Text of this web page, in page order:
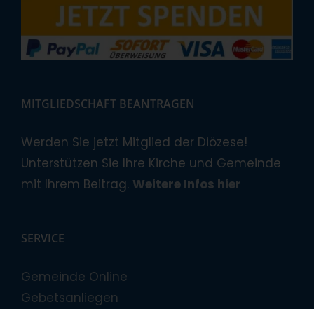
MITGLIEDSCHAFT BEANTRAGEN
Werden Sie jetzt Mitglied der Diözese!
Unterstützen Sie Ihre Kirche und Gemeinde
mit Ihrem Beitrag. Weitere Infos hier
SERVICE
Gemeinde Online
Gebetsanliegen